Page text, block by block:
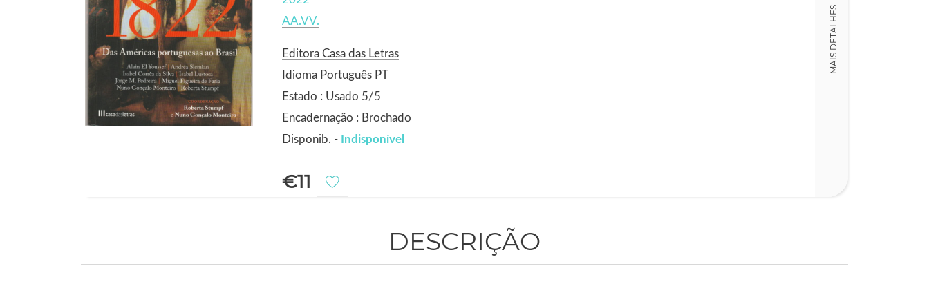
AA.VV.
Editora Casa das Letras
Idioma Português PT
Estado : Usado 5/5
Encadernação : Brochado
Disponib. - Indisponível
€11
MAIS DETALHES
DESCRIÇÃO